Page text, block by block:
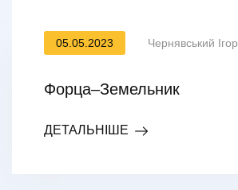
05.05.2023 Чернявський Ігор
Форца–Земельник
ДЕТАЛЬНІШЕ